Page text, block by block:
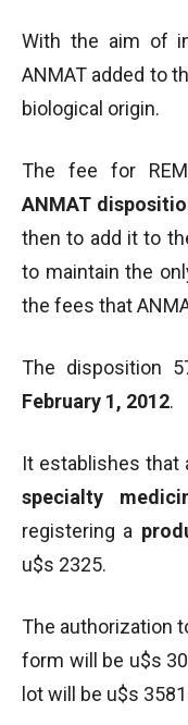
With the aim of
ANMAT added to
biological origin.
The fee for
ANMAT
then to add it to
to maintain the
the fees that
The disposition
February 1, 2012.
It establishes that
specialty
registering a
u$s 2325.
The authorization
form will be u$s
lot will be u$s